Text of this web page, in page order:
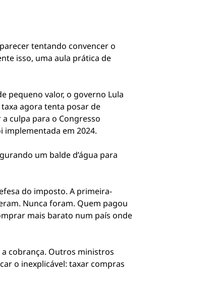
tentando convencer o
isso, uma aula prática de
pequeno valor, o governo Lula
agora tenta posar de
culpa para o Congresso
implementada em 2024.
um balde d’água para
do imposto. A primeira-
Nunca foram. Quem pagou
mais barato num país onde
cobrança. Outros ministros
o inexplicável: taxar compras